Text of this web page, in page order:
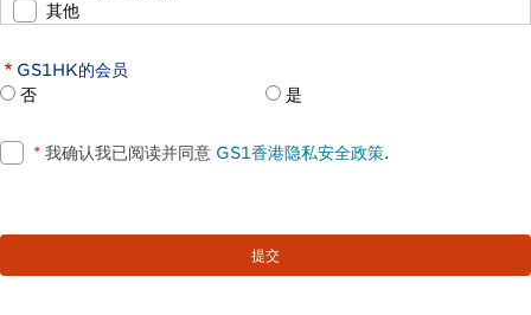
其他
GS1HK的会员
否
是
* 我确认我已阅读并同意 GS1香港隐私安全政策.